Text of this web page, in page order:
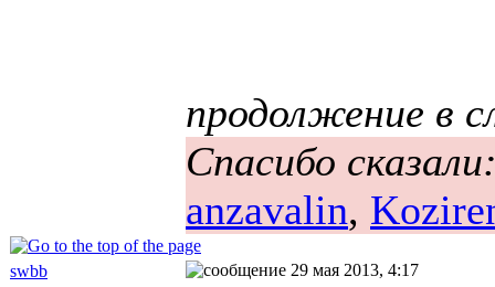
продолжение в
Спасибо
anzavalin,
swbb 29 мая 2013, 4:17